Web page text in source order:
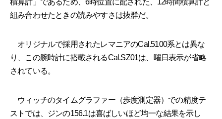
積算計」であるため、6時位置に配された、12時間積算計と
組み合わせたときの読みやすさは抜群だ。
オリジナルで採用されたレマニアのCal.5100系とは異な
り、この腕時計に搭載されるCal.SZ01は、曜日表示が省略
されている。
ウィッチのタイムグラファー（歩度測定器）での精度テ
ストでは、ジンの156.1は喜ばしいほど均一な結果を示し